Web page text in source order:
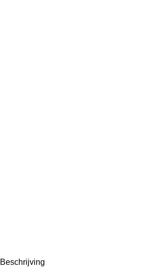
Beschrijving